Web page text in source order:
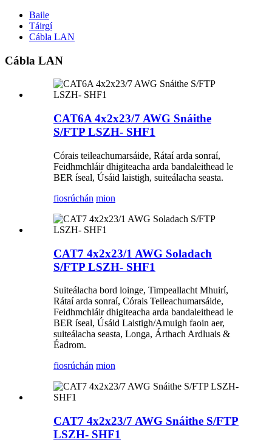
Baile
Táirgí
Cábla LAN
Cábla LAN
CAT6A 4x2x23/7 AWG Snáithe
S/FTP LSZH- SHF1
Córais teileachumarsáide, Rátaí arda sonraí,
Feidhmchláir dhigiteacha arda bandaleithead le
BER íseal, Úsáid laistigh, suiteálacha seasta.
fiosrúchán mion
CAT7 4x2x23/1 AWG Soladach
S/FTP LSZH- SHF1
Suiteálacha bord loinge, Timpeallacht Mhuirí,
Rátaí arda sonraí, Córais Teileachumarsáide,
Feidhmchláir dhigiteacha arda bandaleithead le
BER íseal, Úsáid Laistigh/Amuigh faoin aer,
suiteálacha seasta, Longa, Árthach Ardluais &
Éadrom.
fiosrúchán mion
CAT7 4x2x23/7 AWG Snáithe S/FTP
LSZH- SHF1